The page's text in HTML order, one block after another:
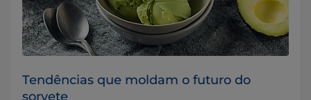
Tendências que moldam o futuro do
sorvete